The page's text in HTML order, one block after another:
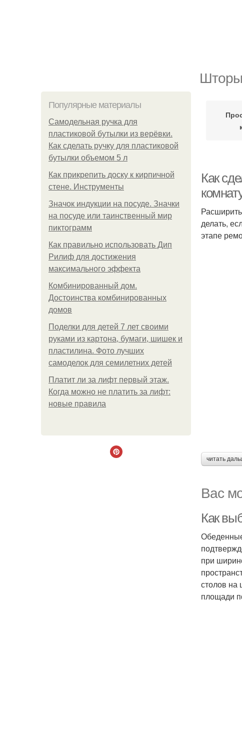
Популярные материалы
Самодельная ручка для
пластиковой бутылки из верёвки.
Как сделать ручку для пластиковой
бутылки объемом 5 л
Как прикрепить доску к кирпичной
стене. Инструменты
Значок индукции на посуде. Значки
на посуде или таинственный мир
пиктограмм
Как правильно использовать Дип
Рилиф для достижения
максимального эффекта
Комбинированный дом.
Достоинства комбинированных
домов
Поделки для детей 7 лет своими
руками из картона, бумаги, шишек и
пластилина. Фото лучших
самоделок для семилетних детей
Платит ли за лифт первый этаж.
Когда можно не платить за лифт:
новые правила
Как
делать,
этапе
читать
Вас
Как
при
столов на
площади